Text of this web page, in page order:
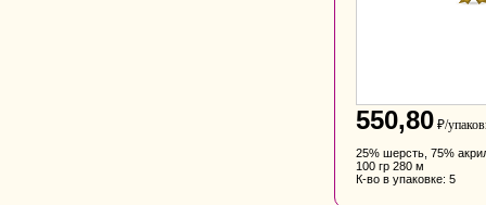
550,80 ₽/
25% шерсть, 75%
100 гр 280 м
К-во в упаковке: 5